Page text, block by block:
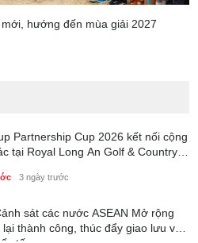
hướng đến mùa giải 2027
Partnership Cup 2026 kết nối cộng
tại Royal Long An Golf & Country
3 ngày trước
sát các nước ASEAN Mở rộng
lại thành công, thúc đẩy giao lưu và